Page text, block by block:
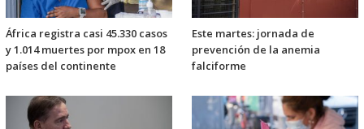
África registra casi 45.330 casos
y 1.014 muertes por mpox en 18
países del continente
Este martes: jornada de
prevención de la anemia
falciforme